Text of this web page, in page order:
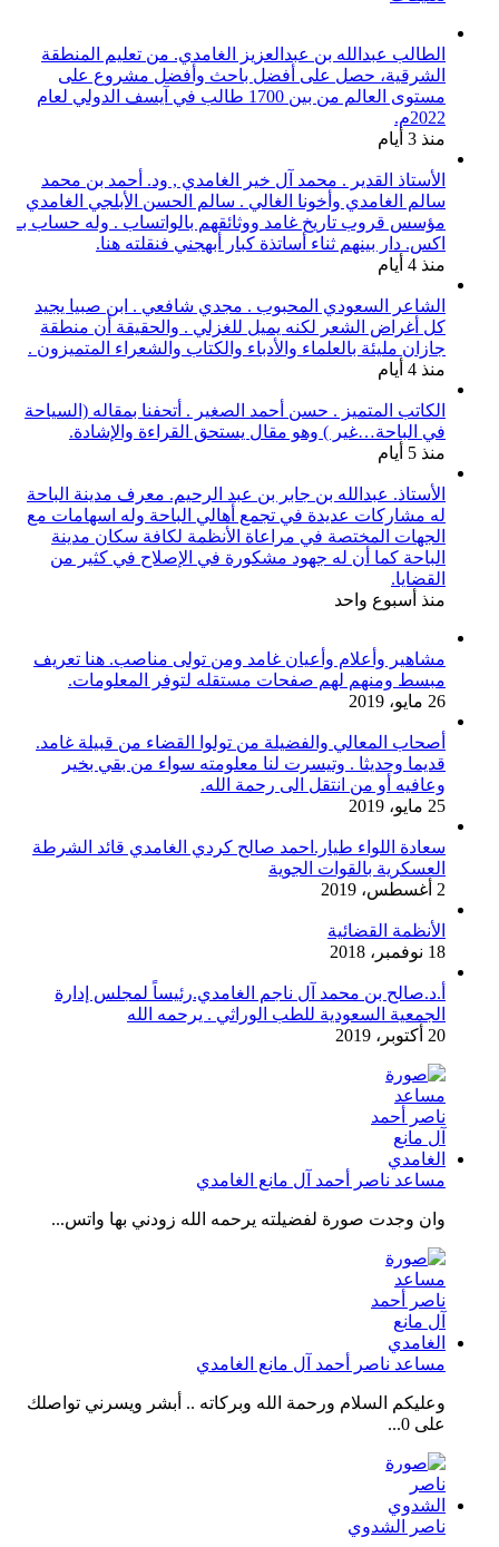
الطالب عبدالله بن عبدالعزيز الغامدي. من تعليم المنطقة
الشرقية، حصل على أفضل باحث وأفضل مشروع على
مستوى العالم من بين 1700 طالب في آيسف الدولي لعام
2022م.
منذ 3 أيام
الأستاذ القدير . محمد آل خير الغامدي , ود. أحمد بن محمد
سالم الغامدي وأخونا الغالي . سالم الحسن الأبلجي الغامدي
مؤسس قروب تاريخ غامد ووثائقهم بالواتساب . وله حساب بـ
اكس. دار بينهم ثناء أساتذة كبار أبهجني فنقلته هنا.
منذ 4 أيام
الشاعر السعودي المحبوب . مجدي شافعي . ابن صبيا يجيد
كل أغراض الشعر لكنه يميل للغزلي . والحقيقة أن منطقة
جازان مليئة بالعلماء والأدباء والكتاب والشعراء المتميزون .
منذ 4 أيام
الكاتب المتميز . حسن أحمد الصغير . أتحفنا بمقاله (السياحة
في الباحة…غير ) وهو مقال يستحق القراءة والإشادة.
منذ 5 أيام
الأستاذ. عبدالله بن جابر بن عبد الرحيم. معرف مدينة الباحة
له مشاركات عديدة في تجمع أهالي الباحة وله اسهامات مع
الجهات المختصة في مراعاة الأنظمة لكافة سكان مدينة
الباحة كما أن له جهود مشكورة في الإصلاح في كثير من
القضايا.
منذ أسبوع واحد
مشاهير وأعلام وأعيان غامد ومن تولى مناصب. هنا تعريف
مبسط ومنهم لهم صفحات مستقله لتوفر المعلومات.
26 مايو، 2019
أصحاب المعالي والفضيلة من تولوا القضاء من قبيلة غامد.
قديما وحديثا . وتيسرت لنا معلومته سواء من بقي بخير
وعافيه أو من انتقل الى رحمة الله.
25 مايو، 2019
سعادة اللواء طيار.احمد صالح كردي الغامدي قائد الشرطة
العسكرية بالقوات الجوية
2 أغسطس، 2019
الأنظمة القضائية
18 نوفمبر، 2018
أ.د.صالح بن محمد آل ناجم الغامدي.رئيساً لمجلس إدارة
الجمعية السعودية للطب الوراثي . يرحمه الله
20 أكتوبر، 2019
مساعد ناصر أحمد آل مانع الغامدي
وان وجدت صورة لفضيلته يرحمه الله زودني بها واتس...
مساعد ناصر أحمد آل مانع الغامدي
وعليكم السلام ورحمة الله وبركاته .. أبشر ويسرني تواصلك
على 0...
ناصر الشدوي